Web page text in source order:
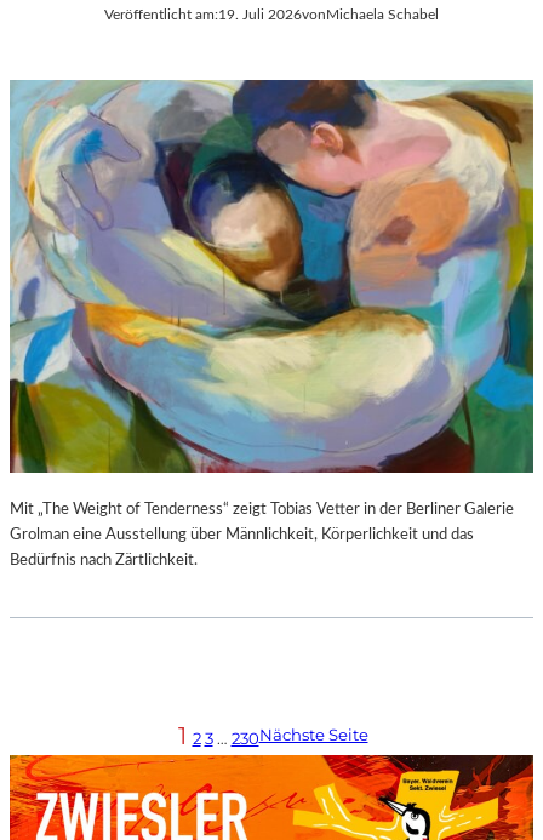
Veröffentlicht am:19. Juli 2026vonMichaela Schabel
Mit „The Weight of Tenderness“ zeigt Tobias Vetter in der Berliner Galerie
Grolman eine Ausstellung über Männlichkeit, Körperlichkeit und das
Bedürfnis nach Zärtlichkeit.
1 2 3 … 230Nächste Seite